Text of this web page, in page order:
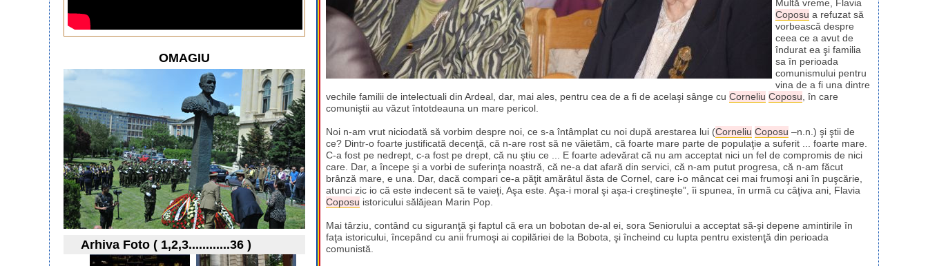
Multă vreme, Flavia
Coposu a refuzat să
vorbească despre
ceea ce a avut de
îndurat ea şi familia
sa în perioada
comunismului pentru
vina de a fi una dintre
vechile familii de intelectuali din Ardeal, dar, mai ales, pentru cea de a fi de acelaşi sânge cu Corneliu Coposu , în care
comuniştii au văzut întotdeauna un mare pericol.
Noi n-am vrut niciodată să vorbim despre noi, ce s-a întâmplat cu noi după arestarea lui (Corneliu Coposu –n.n.) şi ştii de
ce? Dintr-o foarte justificată decenţă, că n-are rost să ne văietăm, că foarte mare parte de populaţie a suferit ... foarte mare.
C-a fost pe nedrept, c-a fost pe drept, că nu ştiu ce ... E foarte adevărat că nu am acceptat nici un fel de compromis de nici
care. Dar, a începe şi a vorbi de suferinţa noastră, că ne-a dat afară din servici, că n-am putut progresa, că n-am făcut
brânză mare, e una. Dar, dacă compari ce-a păţit amărâtul ăsta de Cornel, care i-o mâncat cei mai frumoşi ani în puşcărie,
atunci zic io că este indecent să te vaieţi, Aşa este. Aşa-i moral şi aşa-i creştineşte”, îi spunea, în urmă cu câţiva ani, Flavia
Coposu istoricului sălăjean Marin Pop.
Mai târziu, contând cu siguranţă şi faptul că era un bobotan de-al ei, sora Seniorului a acceptat să-şi depene amintirile în
faţa istoricului, începând cu anii frumoşi ai copilăriei de la Bobota, şi încheind cu lupta pentru existenţă din perioada
comunistă.
OMAGIU
Arhiva Foto ( 1,2,3............36 )